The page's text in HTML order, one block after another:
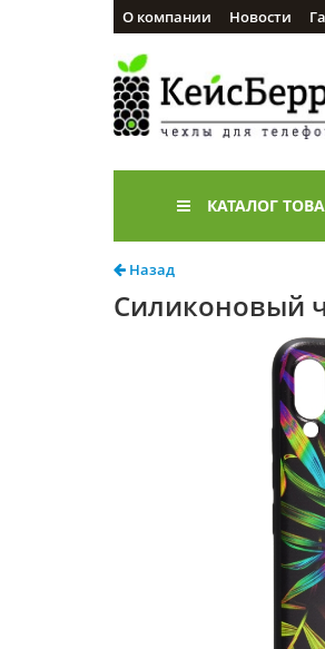
О компании Новости
КАТАЛОГ
Назад
Силиконовый